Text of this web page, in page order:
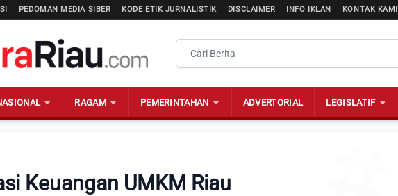
PEDOMAN MEDIA SIBER KODE ETIK JURNALISTIK DISCLAIMER INFO IKLAN KONTAK KAMI
RAGAM PEMERINTAHAN ADVERTORIAL LEGISLATIF
Keuangan UMKM Riau